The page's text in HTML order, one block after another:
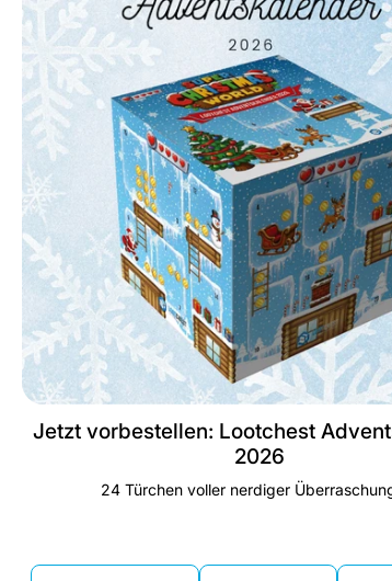
Jetzt vorbestellen: Lootchest
2026
24 Türchen voller nerdiger